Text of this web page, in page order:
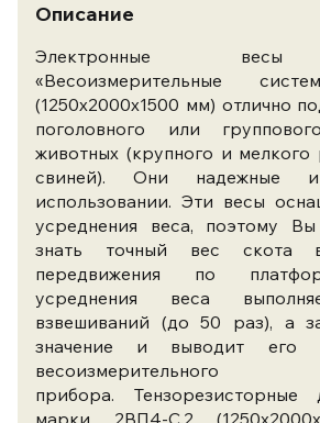
Описание
Электронные весы
«Весоизмерительные
(1250х2000х1500 мм) отлично
поголовного или
животных (крупного и мелкого
свиней). Они надежные
использовании. Эти весы
усреднения веса, поэтому Вы
знать точный вес скота
передвижения по
усреднения веса
взвешиваний (до 50 раз), а
значение и выводит его
весоизмерительного
прибора. Тензорезисторные
марки 2ВП4-С.2